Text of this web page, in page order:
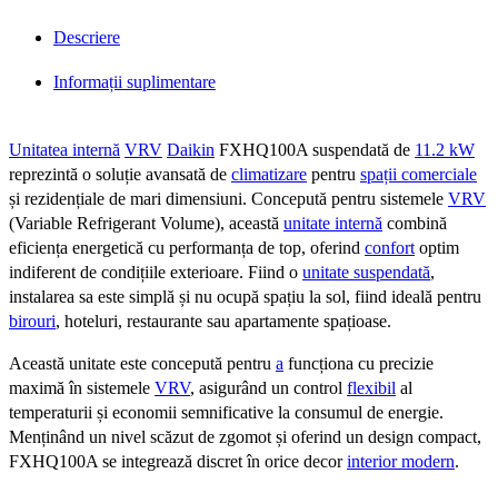
Descriere
Informații suplimentare
Unitatea internă VRV Daikin FXHQ100A suspendată de 11.2 kW
reprezintă o soluție avansată de climatizare pentru spații comerciale
și rezidențiale de mari dimensiuni. Concepută pentru sistemele VRV
(Variable Refrigerant Volume), această unitate internă combină
eficiența energetică cu performanța de top, oferind confort optim
indiferent de condițiile exterioare. Fiind o unitate suspendată,
instalarea sa este simplă și nu ocupă spațiu la sol, fiind ideală pentru
birouri, hoteluri, restaurante sau apartamente spațioase.
Această unitate este concepută pentru a funcționa cu precizie
maximă în sistemele VRV, asigurând un control flexibil al
temperaturii și economii semnificative la consumul de energie.
Menținând un nivel scăzut de zgomot și oferind un design compact,
FXHQ100A se integrează discret în orice decorinterior modern.